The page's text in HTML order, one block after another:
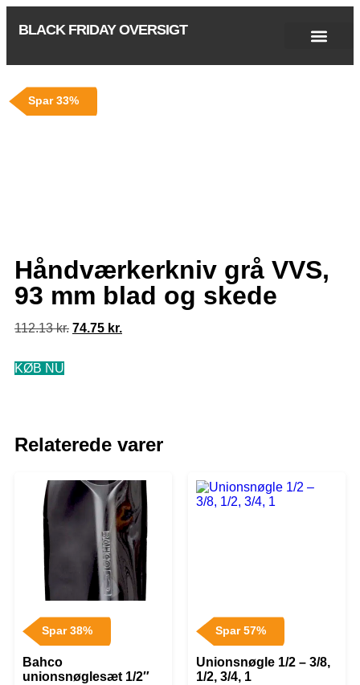
BLACK FRIDAY OVERSIGT
Spar 33%
Håndværkerkniv grå VVS,
93 mm blad og skede
112.13kr. 74.75 kr.
KØB NU
Relaterede varer
Spar 38%
Bahco
unionsnøglesæt 1/2″
Spar 57%
Unionsnøgle 1/2 – 3/8,
1/2, 3/4, 1